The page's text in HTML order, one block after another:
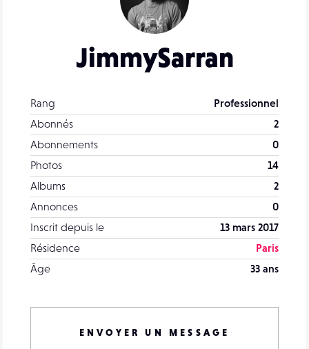
JimmySarran
Rang
Professionnel
Abonnés
2
Abonnements
0
Photos
14
Albums
2
Annonces
0
Inscrit depuis le
13 mars 2017
Résidence
Paris
Âge
33 ans
ENVOYER UN MESSAGE